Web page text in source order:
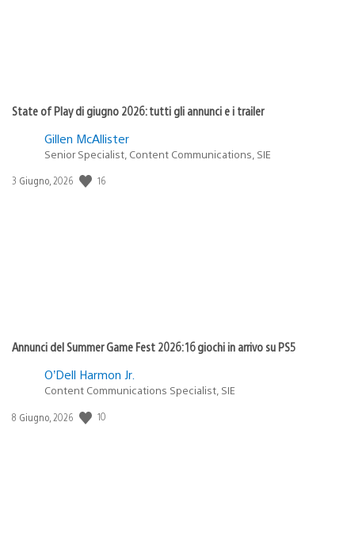
State of Play di giugno 2026: tutti gli annunci e i trailer
Gillen McAllister
Senior Specialist, Content Communications, SIE
Data
3 Giugno, 2026 16
Annunci del Summer Game Fest 2026: 16 giochi in arrivo su PS5
O’Dell Harmon Jr.
Content Communications Specialist, SIE
Data
8 Giugno, 2026 10